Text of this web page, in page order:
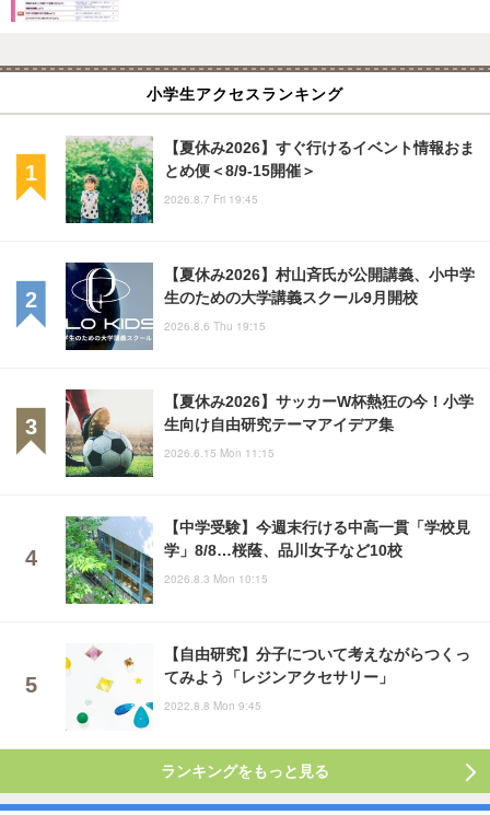
小学生アクセスランキング
【夏休み2026】すぐ行けるイベント情報おま
とめ便＜8/9-15開催＞
2026.8.7 Fri 19:45
【夏休み2026】村山斉氏が公開講義、小中学
生のための大学講義スクール9月開校
2026.8.6 Thu 19:15
【夏休み2026】サッカーW杯熱狂の今！小学
生向け自由研究テーマアイデア集
2026.6.15 Mon 11:15
【中学受験】今週末行ける中高一貫「学校見
学」8/8…桜蔭、品川女子など10校
2026.8.3 Mon 10:15
【自由研究】分子について考えながらつくっ
てみよう「レジンアクセサリー」
2022.8.8 Mon 9:45
ランキングをもっと見る